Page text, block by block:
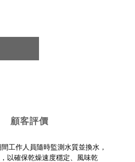
顧客評價
工作人員隨時監測水質並換水，
以確保乾燥速度穩定、風味乾